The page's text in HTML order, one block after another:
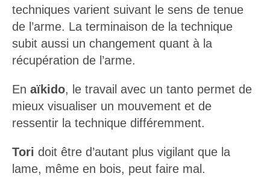
de l’arme. La terminaison de la technique
subit aussi un changement quant à la
récupération de l’arme.
mieux visualiser un mouvement et de
ressentir la technique différemment.
lame, même en bois, peut faire mal.